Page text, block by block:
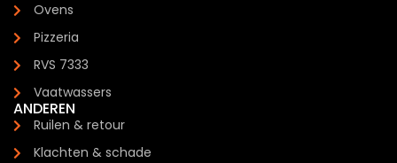
Ovens
Pizzeria
RVS 7333
Vaatwassers
ANDEREN
Ruilen & retour
Klachten & schade